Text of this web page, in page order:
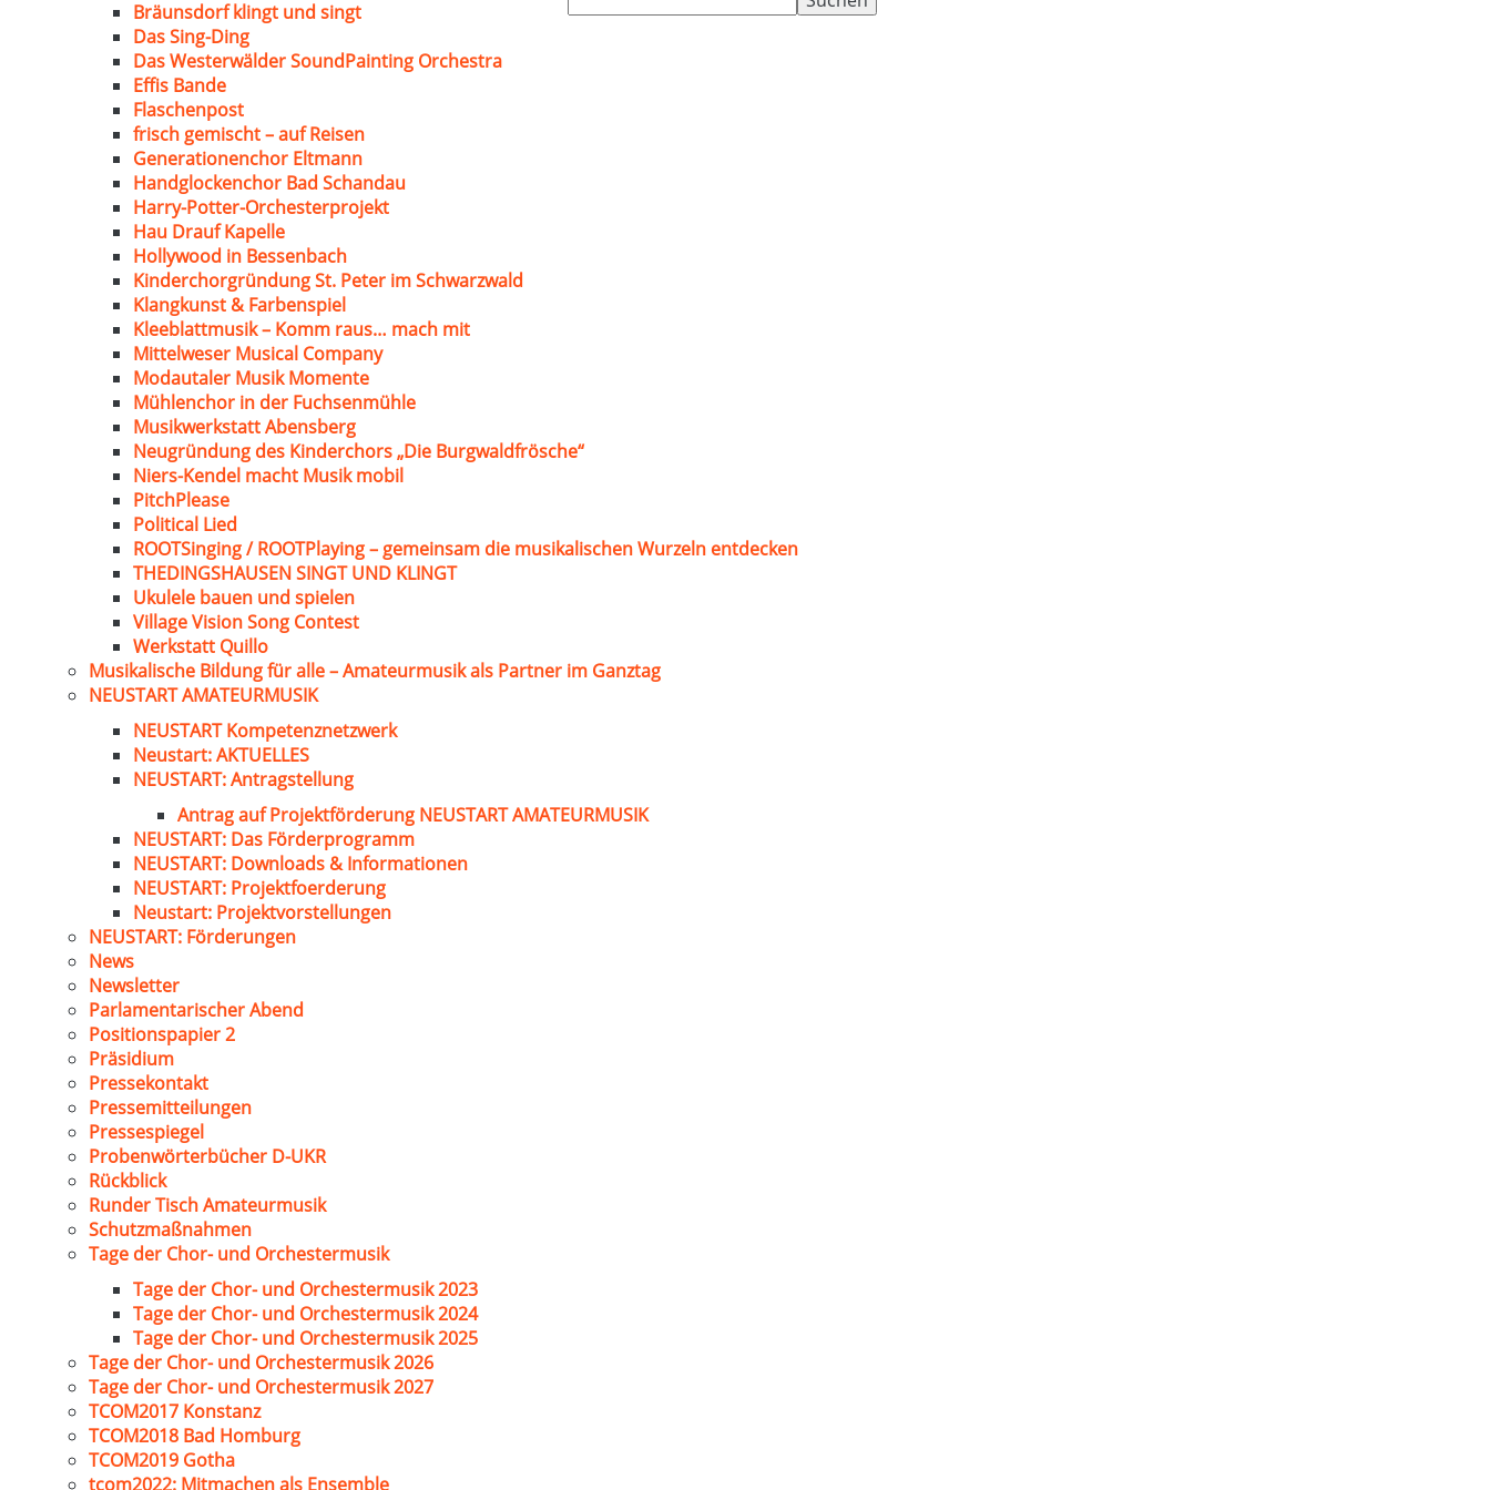
nach:
Bräunsdorf klingt und singt
Das Sing-Ding
Das Westerwälder SoundPainting Orchestra
Effis Bande
Flaschenpost
frisch gemischt – auf Reisen
Generationenchor Eltmann
Handglockenchor Bad Schandau
Harry-Potter-Orchesterprojekt
Hau Drauf Kapelle
Hollywood in Bessenbach
Kinderchorgründung St. Peter im Schwarzwald
Klangkunst & Farbenspiel
Kleeblattmusik – Komm raus… mach mit
Mittelweser Musical Company
Modautaler Musik Momente
Mühlenchor in der Fuchsenmühle
Musikwerkstatt Abensberg
Neugründung des Kinderchors „Die Burgwaldfrösche“
Niers-Kendel macht Musik mobil
PitchPlease
Political Lied
ROOTSinging / ROOTPlaying – gemeinsam die musikalischen Wurzeln entdecken
THEDINGSHAUSEN SINGT UND KLINGT
Ukulele bauen und spielen
Village Vision Song Contest
Werkstatt Quillo
Musikalische Bildung für alle – Amateurmusik als Partner im Ganztag
NEUSTART AMATEURMUSIK
NEUSTART Kompetenznetzwerk
Neustart: AKTUELLES
NEUSTART: Antragstellung
Antrag auf Projektförderung NEUSTART AMATEURMUSIK
NEUSTART: Das Förderprogramm
NEUSTART: Downloads & Informationen
NEUSTART: Projektfoerderung
Neustart: Projektvorstellungen
NEUSTART: Förderungen
News
Newsletter
Parlamentarischer Abend
Positionspapier 2
Präsidium
Pressekontakt
Pressemitteilungen
Pressespiegel
Probenwörterbücher D-UKR
Rückblick
Runder Tisch Amateurmusik
Schutzmaßnahmen
Tage der Chor- und Orchestermusik
Tage der Chor- und Orchestermusik 2023
Tage der Chor- und Orchestermusik 2024
Tage der Chor- und Orchestermusik 2025
Tage der Chor- und Orchestermusik 2026
Tage der Chor- und Orchestermusik 2027
TCOM2017 Konstanz
TCOM2018 Bad Homburg
TCOM2019 Gotha
tcom2022: Mitmachen als Ensemble